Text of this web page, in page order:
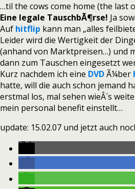
…til the cows come home (the last
Eine legale TauschbÃ¶rse! Ja
Auf hitflip kann man „alles
Leider wird die Wertigkeit der
(anhand von Marktpreisen…) und
dann zum Tauschen eingesetzt
Kurz nachdem ich eine DVDÃ¼ber
hatte, will die auch schon jemand
erstmal los, mal sehen wieÂ´s
mein personal benefit einstellt…
update: 15.02.07 und jetzt auch